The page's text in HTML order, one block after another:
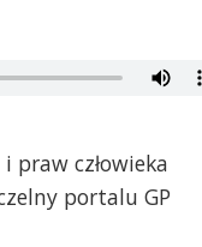
praw człowieka
portalu GP